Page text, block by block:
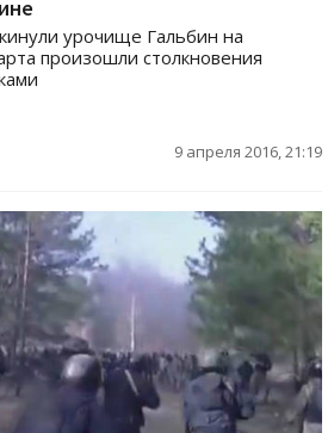
урочище Гальбин на
произошли столкновения
9 апреля 2016, 21:19